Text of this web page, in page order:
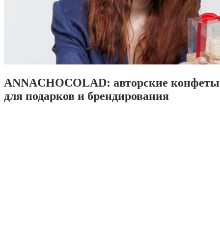
ANNACHOCOLAD: авторские
для подарков и брендирования